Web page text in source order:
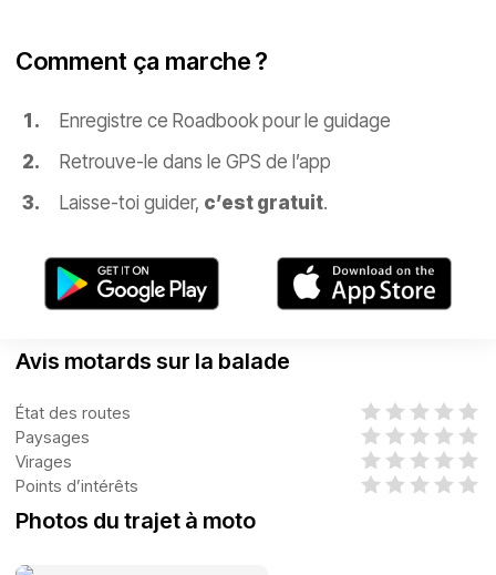
Comment ça marche ?
Enregistre ce Roadbook pour le guidage
Retrouve-le dans le GPS de l’app
Laisse-toi guider, c’est gratuit.
Avis motards sur la balade
État des routes
Paysages
Virages
Points d’intérêts
Photos du trajet à moto